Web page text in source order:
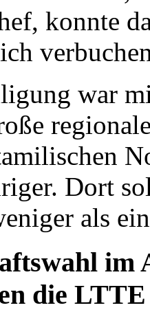
konnte
war
Dort
als
im
die LTTE